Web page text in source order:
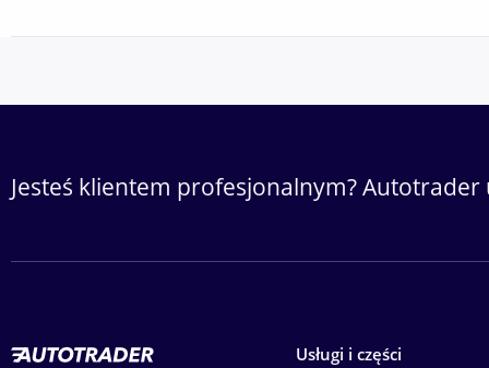
Jesteś klientem profesjonalnym?
Usługi i części